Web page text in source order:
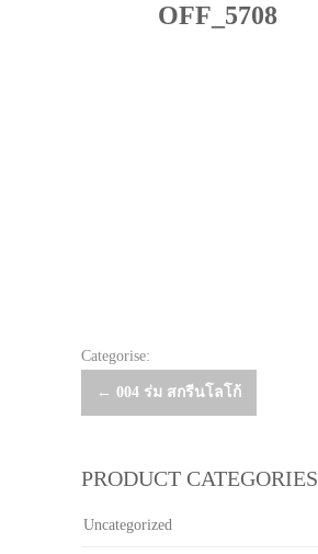
OFF_5708
Categorise:
Post
← 004 ร่ม สกรีนโลโก้
PRODUCT CATEGORIES
Uncategorized